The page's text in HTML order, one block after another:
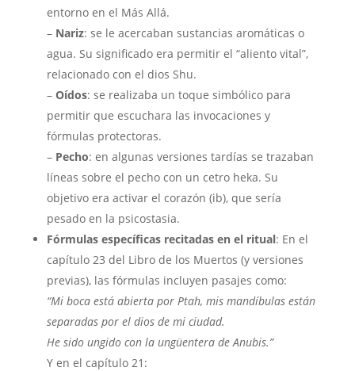
entorno en el Más Allá.
– Nariz: se le acercaban sustancias aromáticas o
agua. Su significado era permitir el “aliento vital”,
relacionado con el dios Shu.
– Oídos: se realizaba un toque simbólico para
permitir que escuchara las invocaciones y
fórmulas protectoras.
– Pecho: en algunas versiones tardías se trazaban
líneas sobre el pecho con un cetro heka. Su
objetivo era activar el corazón (ib), que sería
pesado en la psicostasia.
Fórmulas específicas recitadas en el ritual: En el
capítulo 23 del Libro de los Muertos (y versiones
previas), las fórmulas incluyen pasajes como:
“Mi boca está abierta por Ptah, mis mandíbulas están
separadas por el dios de mi ciudad.
He sido ungido con la ungüentera de Anubis.”
Y en el capítulo 21: